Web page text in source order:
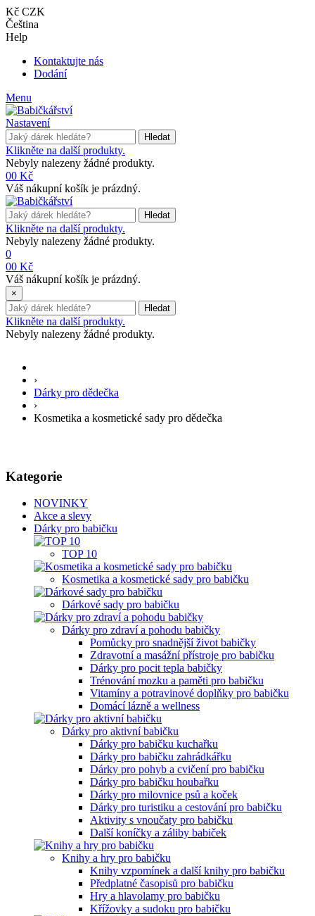
Kč CZK
Čeština
Help
Kontaktujte nás
Dodání
Menu
Nastavení
Hledat
Klikněte na další produkty.
Nebyly nalezeny žádné produkty.
00 Kč
Váš nákupní košík je prázdný.
Hledat
Klikněte na další produkty.
Nebyly nalezeny žádné produkty.
0
00 Kč
Váš nákupní košík je prázdný.
×
Hledat
Klikněte na další produkty.
Nebyly nalezeny žádné produkty.
›
Dárky pro dědečka
›
Kosmetika a kosmetické sady pro dědečka
Kategorie
NOVINKY
Akce a slevy
Dárky pro babičku
TOP 10
Kosmetika a kosmetické sady pro babičku
Dárkové sady pro babičku
Dárky pro zdraví a pohodu babičky
Pomůcky pro snadnější život babičky
Zdravotní a masážní přístroje pro babičku
Dárky pro pocit tepla babičky
Trénování mozku a paměti pro babičku
Vitamíny a potravinové doplňky pro babičku
Domácí lázně a wellness
Dárky pro aktivní babičku
Dárky pro babičku kuchařku
Dárky pro babičku zahrádkářku
Dárky pro pohyb a cvičení pro babičku
Dárky pro babičku houbařku
Dárky pro milovnice psů a koček
Dárky pro turistiku a cestování pro babičku
Aktivity s vnoučaty pro babičku
Další koníčky a záliby babiček
Knihy a hry pro babičku
Knihy vzpomínek a další knihy pro babičku
Předplatné časopisů pro babičku
Hry a hlavolamy pro babičku
Křížovky a sudoku pro babičku